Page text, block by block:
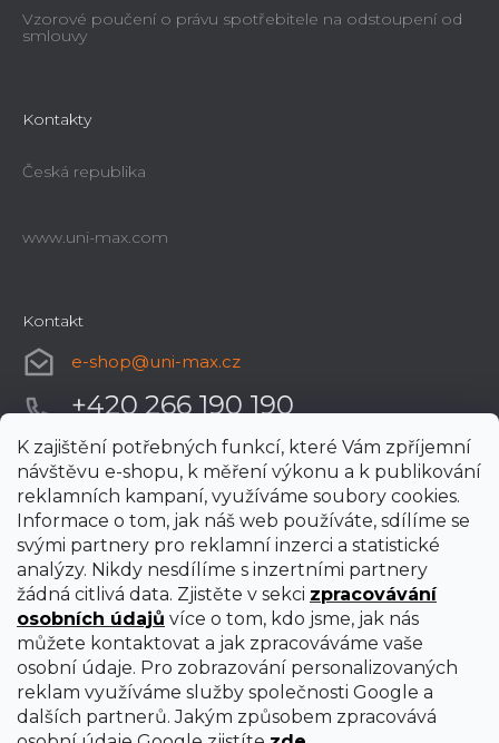
K zajištění potřebných funkcí, které Vám zpříjemní
návštěvu e-shopu, k měření výkonu a k publikování
reklamních kampaní, využíváme soubory cookies.
Informace o tom, jak náš web používáte, sdílíme se
svými partnery pro reklamní inzerci a statistické
analýzy. Nikdy nesdílíme s inzertními partnery
žádná citlivá data. Zjistěte v sekci zpracovávání
osobních údajů více o tom, kdo jsme, jak nás
můžete kontaktovat a jak zpracováváme vaše
osobní údaje. Pro zobrazování personalizovaných
reklam využíváme služby společnosti Google a
dalších partnerů. Jakým způsobem zpracovává
Vzorové poučení o právu spotřebitele na odstoupení od
smlouvy
Kontakty
Česká republika
www.uni-max.com
Kontakt
e-shop@uni-max.cz
+420 266 190 190